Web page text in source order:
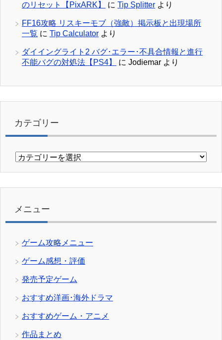
のリセット【PixARK】
に Tip Splitter より
FF16攻略 リスキーモブ（強敵）掲示板と出現場所
一覧 に Tip Calculator より
ダイイングライト2 バグ･エラー･不具合情報と進行
不能バグの対処法【PS4】
に Jodiemar より
カテゴリー
カ
リ
メニュー
ゲーム攻略メニュー
ゲーム感想・評価
発売予定ゲーム
おすすめ洋画･海外ドラマ
おすすめゲーム・アニメ
作品まとめ